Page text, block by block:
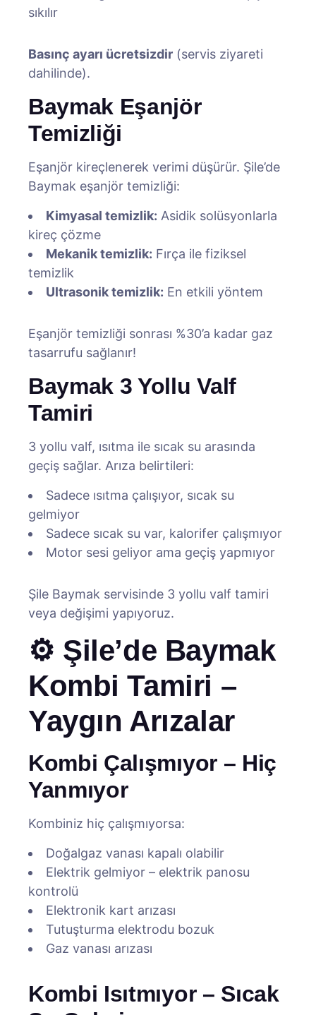
sıkılır
Basınç ayarı ücretsizdir (servis ziyareti
dahilinde).
Baymak Eşanjör
Temizliği
Eşanjör kireçlenerek verimi düşürür. Şile’de
Baymak eşanjör temizliği:
Kimyasal temizlik: Asidik solüsyonlarla
kireç çözme
Mekanik temizlik: Fırça ile fiziksel
temizlik
Ultrasonik temizlik: En etkili yöntem
Eşanjör temizliği sonrası %30’a kadar gaz
tasarrufu sağlanır!
Baymak 3 Yollu Valf
Tamiri
3 yollu valf, ısıtma ile sıcak su arasında
geçiş sağlar. Arıza belirtileri:
Sadece ısıtma çalışıyor, sıcak su
gelmiyor
Sadece sıcak su var, kalorifer çalışmıyor
Motor sesi geliyor ama geçiş yapmıyor
Şile Baymak servisinde 3 yollu valf tamiri
veya değişimi yapıyoruz.
⚙️ Şile’de Baymak
Kombi Tamiri –
Yaygın Arızalar
Kombi Çalışmıyor – Hiç
Yanmıyor
Kombiniz hiç çalışmıyorsa:
Doğalgaz vanası kapalı olabilir
Elektrik gelmiyor – elektrik panosu
kontrolü
Elektronik kart arızası
Tutuşturma elektrodu bozuk
Gaz vanası arızası
Kombi Isıtmıyor – Sıcak